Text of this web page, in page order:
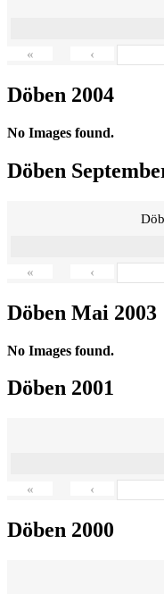
« ‹
Döben 2004
No Images found.
Döben
« ‹
Döben Mai 2003
No Images found.
Döben 2001
« ‹
Döben 2000